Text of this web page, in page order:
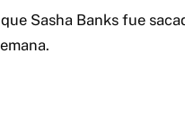
Sasha Banks fue